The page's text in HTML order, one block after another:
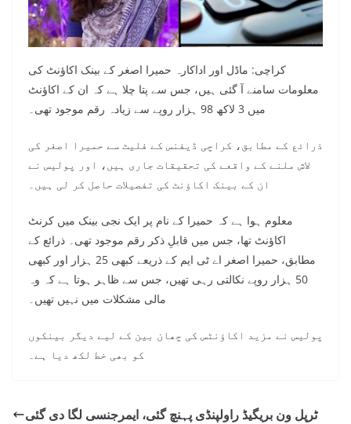
کراچی: ماڈل اور اداکارہ حمیرا اصغر کے بینک اکاؤنٹ کی
معلومات سامنے آ گئی ہیں، جس سے پتا چلا ہے کہ ان کے اکاؤنٹ
میں 3 لاکھ 98 ہزار روپے سے زیادہ رقم موجود تھی۔
ذرائع کے مطابق، کراچی ڈیفنس کے فلیٹ سے حمیرا اصغر کی
لاش ملنے کے واقعے کی تحقیقات جاری ہیں، اور پولیس نے
ان کے بینک اکاؤنٹ کی تفصیلات حاصل کر لی ہیں۔
معلوم ہوا ہے کہ حمیرا کے نام پر ایک نجی بینک میں کرنٹ
اکاؤنٹ تھا، جس میں قابلِ ذکر رقم موجود تھی۔ ذرائع کے
مطابق، حمیرا اصغر اے ٹی ایم کے ذریعے کبھی 25 ہزار اور کبھی
50 ہزار روپے نکالتی رہی تھیں، جس سے ظاہر ہوتا ہے کہ وہ
مالی مشکلات میں نہیں تھیں۔
پولیس نے مزید اکاؤنٹس کی چھان بین کے لیے دیگر بینکوں
کو بھی خط لکھ دیا ہے۔
ٹرپل ون بریگیڈ راولپنڈی پہنچ گئی، ایمرجنسی لگا دی گئی